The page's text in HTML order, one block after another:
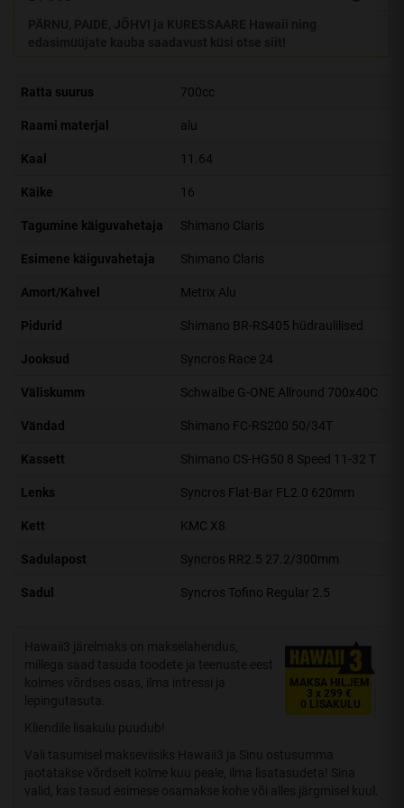
Ratta suurus 700cc
Raami materjal alu
Kaal 11.64
Käike 16
Tagumine käiguvahetaja Shimano Claris
Esimene käiguvahetaja Shimano Claris
Amort/Kahvel Metrix Alu
Pidurid Shimano BR-RS405 hüdraulilised
Jooksud Syncros Race 24
Väliskumm Schwalbe G-ONE Allround 700x40C
Vändad Shimano FC-RS200 50/34T
Kassett Shimano CS-HG50 8 Speed 11-32 T
Lenks Syncros Flat-Bar FL2.0 620mm
Kett KMC X8
Sadulapost Syncros RR2.5 27.2/300mm
Sadul Syncros Tofino Regular 2.5
MAKSA HILJEM
3 x 299 €
0 LISAKULU
Hawaii3 järelmaks on makselahendus,
millega saad tasuda toodete ja teenuste eest
kolmes võrdses osas, ilma intressi ja
lepingutasuta.
Kliendile lisakulu puudub!
Vali tasumisel makseviisiks Hawaii3 ja Sinu ostusumma
jaotatakse võrdselt kolme kuu peale, ilma lisatasudeta! Sina
valid, kas tasud esimese osamakse kohe või alles järgmisel kuul.